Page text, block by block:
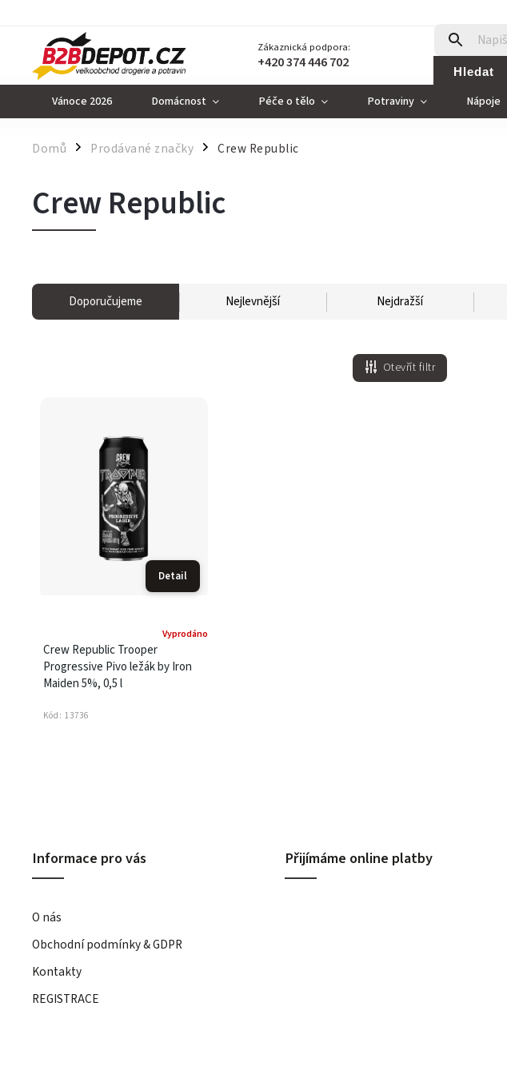
Zákaznická podpora:
+420 374 446 702 Hledat
Vánoce 2026 Domácnost Péče o tělo Potraviny Nápoje
Domů / Prodávané značky / Crew Republic
Crew Republic
Doporučujeme Nejlevnější Nejdražší
Otevřít filtr
Detail
Crew Republic Trooper
Progressive Pivo ležák by Iron
Maiden 5%, 0,5 l
Vyprodáno
Kód: 13736
Informace pro vás
O nás
Obchodní podmínky & GDPR
Kontakty
REGISTRACE
Přijímáme online platby